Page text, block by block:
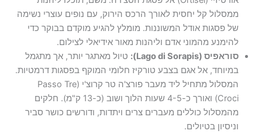
ממסלול קל יחסית לאורך הרכס הירוק, עם נופים עוצרי נשימה
של פסגות אודל המשוננות. מומלץ להגיע מוקדם בבוקר כדי
להימנע מהמוני אדם וליהנות מאור אידיאלי לצילום.
סוראפיס (Lago di Sorapis):
טיול מאתגר יותר, אך מתגמל
במיוחד, אל אגם בצבע טורקיז חלומי המוקף בפסגות דרמטיות.
המסלול מתחיל ליד מעבר פורצ'ה טר קרוצ'י (Passo Tre
Croci) ואורך כ-4-5 שעות הלוך ושוב (כ-13 ק"מ). חלקים
מהמסלול כוללים מעברים צרים ויתדות, ודורשים כושר סביר
וניסיון בטיולים.